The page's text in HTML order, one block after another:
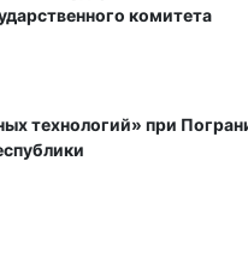
комитета
технологий» при